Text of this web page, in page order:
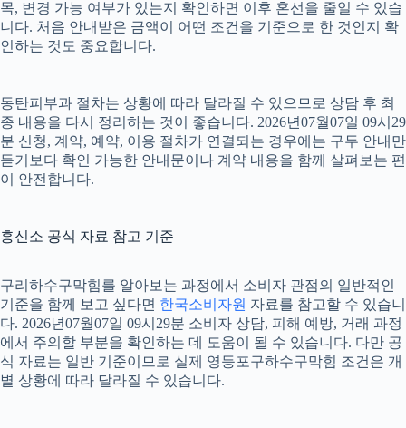
목, 변경 가능 여부가 있는지 확인하면 이후 혼선을 줄일 수 있습
니다. 처음 안내받은 금액이 어떤 조건을 기준으로 한 것인지 확
인하는 것도 중요합니다.
동탄피부과 절차는 상황에 따라 달라질 수 있으므로 상담 후 최
종 내용을 다시 정리하는 것이 좋습니다. 2026년07월07일 09시29
분 신청, 계약, 예약, 이용 절차가 연결되는 경우에는 구두 안내만
듣기보다 확인 가능한 안내문이나 계약 내용을 함께 살펴보는 편
이 안전합니다.
흥신소 공식 자료 참고 기준
구리하수구막힘를 알아보는 과정에서 소비자 관점의 일반적인
기준을 함께 보고 싶다면 한국소비자원 자료를 참고할 수 있습니
다. 2026년07월07일 09시29분 소비자 상담, 피해 예방, 거래 과정
에서 주의할 부분을 확인하는 데 도움이 될 수 있습니다. 다만 공
식 자료는 일반 기준이므로 실제 영등포구하수구막힘 조건은 개
별 상황에 따라 달라질 수 있습니다.